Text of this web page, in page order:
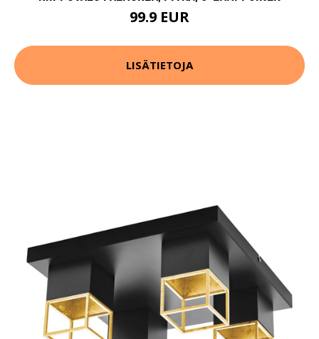
99.9 EUR
LISÄTIETOJA